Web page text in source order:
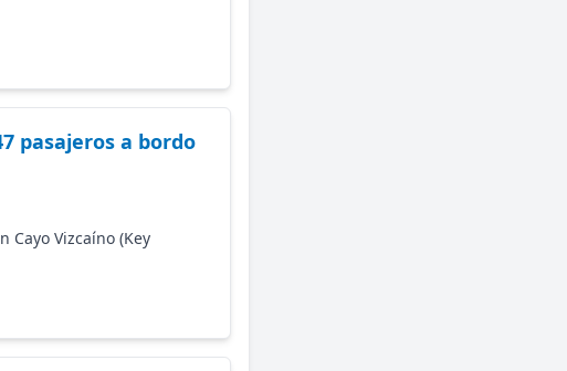
pasajeros a bordo
Vizcaíno (Key